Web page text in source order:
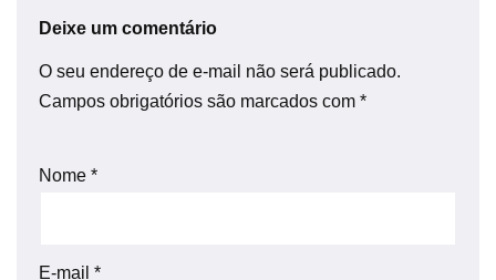
Deixe um comentário
O seu endereço de e-mail não será publicado.
Campos obrigatórios são marcados com *
Nome *
E-mail *